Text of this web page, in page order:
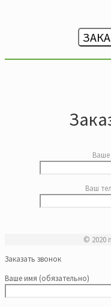
Ваш
© 2020
Заказать звонок
Ваше имя (обязательно)